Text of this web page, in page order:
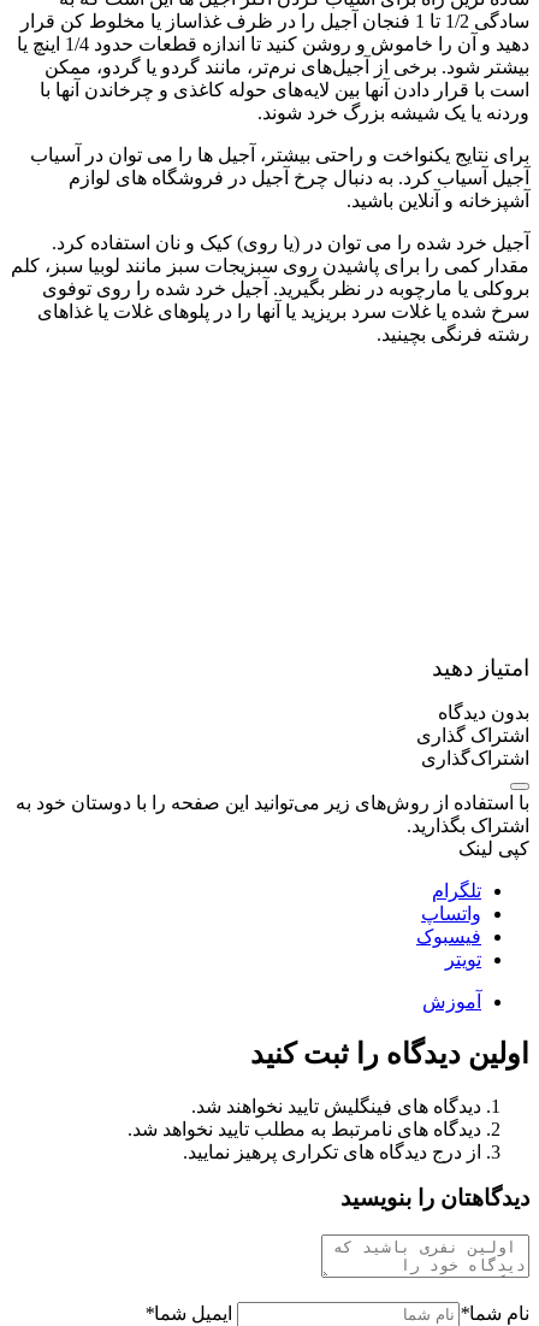
سادگی 1/2 تا 1 فنجان آجیل را در ظرف غذاساز یا مخلوط کن قرار
دهید و آن را خاموش و روشن کنید تا اندازه قطعات حدود 1/4 اینچ یا
بیشتر شود. برخی از آجیل‌های نرم‌تر، مانند گردو یا گردو، ممکن
است با قرار دادن آنها بین لایه‌های حوله کاغذی و چرخاندن آنها با
وردنه یا یک شیشه بزرگ خرد شوند.
برای نتایج یکنواخت و راحتی بیشتر، آجیل ها را می توان در آسیاب
آجیل آسیاب کرد. به دنبال چرخ آجیل در فروشگاه های لوازم
آشپزخانه و آنلاین باشید.
آجیل خرد شده را می توان در (یا روی) کیک و نان استفاده کرد.
مقدار کمی را برای پاشیدن روی سبزیجات سبز مانند لوبیا سبز، کلم
بروکلی یا مارچوبه در نظر بگیرید. آجیل خرد شده را روی توفوی
سرخ شده یا غلات سرد بریزید یا آنها را در پلوهای غلات یا غذاهای
رشته فرنگی بچینید.
امتیاز دهید
بدون دیدگاه
اشتراک گذاری
اشتراک‌گذاری
با استفاده از روش‌های زیر می‌توانید این صفحه را با دوستان خود به
اشتراک بگذارید.
کپی لینک
تلگرام
واتساپ
فیسبوک
تویتر
آموزش
اولین دیدگاه را ثبت کنید
دیدگاه های فینگلیش تایید نخواهند شد.
دیدگاه های نامرتبط به مطلب تایید نخواهد شد.
از درج دیدگاه های تکراری پرهیز نمایید.
دیدگاهتان را بنویسید
نام شما* ایمیل شما*